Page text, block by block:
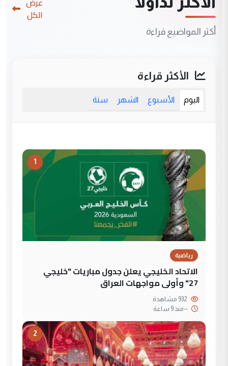
أكثر المواضيع قراءة
الكل
الأكثر قراءة
اليوم الأسبوع الشهر سنة
1
رياضية
الاتحاد الخليجي يعلن جدول مباريات "خليجي
27" وأولى مواجهات العراق
--منذ 9 ساعة
2